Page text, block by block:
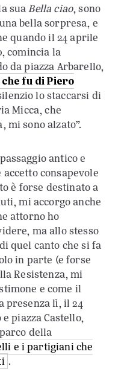
suaBella ciao, sono
bella sorpresa, e
quando il 24 aprile
comincia la
da piazza Arbarello,
fu di Piero
lo staccarsi di
Micca, che
mi sono alzato”.
antico e
consapevole
è forse destinato a
mi accorgo anche
attorno ho
ma allo stesso
quel canto che si fa
in parte (e forse
Resistenza, mi
e come il
presenza lì, il 24
piazza Castello,
della
e i partigiani che
.